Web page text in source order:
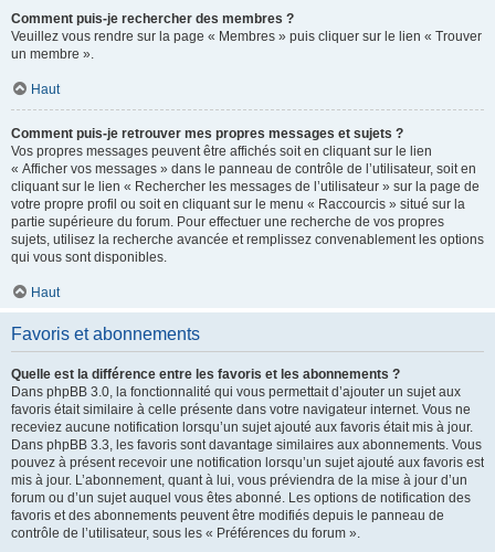
Comment puis-je rechercher des membres ?
Veuillez vous rendre sur la page « Membres » puis cliquer sur le lien « Trouver
un membre ».
Haut
Comment puis-je retrouver mes propres messages et sujets ?
Vos propres messages peuvent être affichés soit en cliquant sur le lien
« Afficher vos messages » dans le panneau de contrôle de l’utilisateur, soit en
cliquant sur le lien « Rechercher les messages de l’utilisateur » sur la page de
votre propre profil ou soit en cliquant sur le menu « Raccourcis » situé sur la
partie supérieure du forum. Pour effectuer une recherche de vos propres
sujets, utilisez la recherche avancée et remplissez convenablement les options
qui vous sont disponibles.
Haut
Favoris et abonnements
Quelle est la différence entre les favoris et les abonnements ?
Dans phpBB 3.0, la fonctionnalité qui vous permettait d’ajouter un sujet aux
favoris était similaire à celle présente dans votre navigateur internet. Vous ne
receviez aucune notification lorsqu’un sujet ajouté aux favoris était mis à jour.
Dans phpBB 3.3, les favoris sont davantage similaires aux abonnements. Vous
pouvez à présent recevoir une notification lorsqu’un sujet ajouté aux favoris est
mis à jour. L’abonnement, quant à lui, vous préviendra de la mise à jour d’un
forum ou d’un sujet auquel vous êtes abonné. Les options de notification des
favoris et des abonnements peuvent être modifiés depuis le panneau de
contrôle de l’utilisateur, sous les « Préférences du forum ».